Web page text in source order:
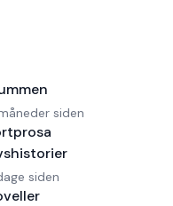
siden
siden